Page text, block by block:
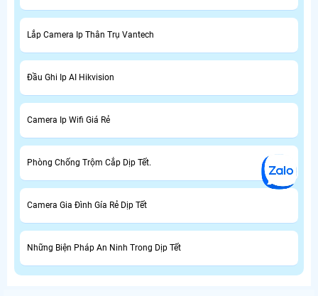
Lắp Camera Ip Thân Trụ Vantech
Đầu Ghi Ip AI Hikvision
Camera Ip Wifi Giá Rẻ
Phòng Chống Trộm Cắp Dịp Tết.
Camera Gia Đình Gía Rẻ Dịp Tết
Những Biện Pháp An Ninh Trong Dịp Tết